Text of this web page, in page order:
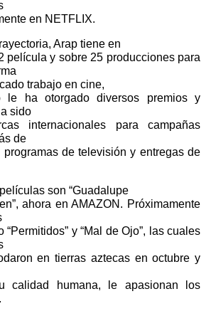
en NETFLIX.
Arap tiene en
película y sobre 25 producciones para
trabajo en cine,
le ha otorgado diversos premios y
sido
internacionales para campañas
de
programas de televisión y entregas de
son “Guadalupe
ahora en AMAZON. Próximamente
y “Mal de Ojo”, las cuales
en tierras aztecas en octubre y
calidad humana, le apasionan los